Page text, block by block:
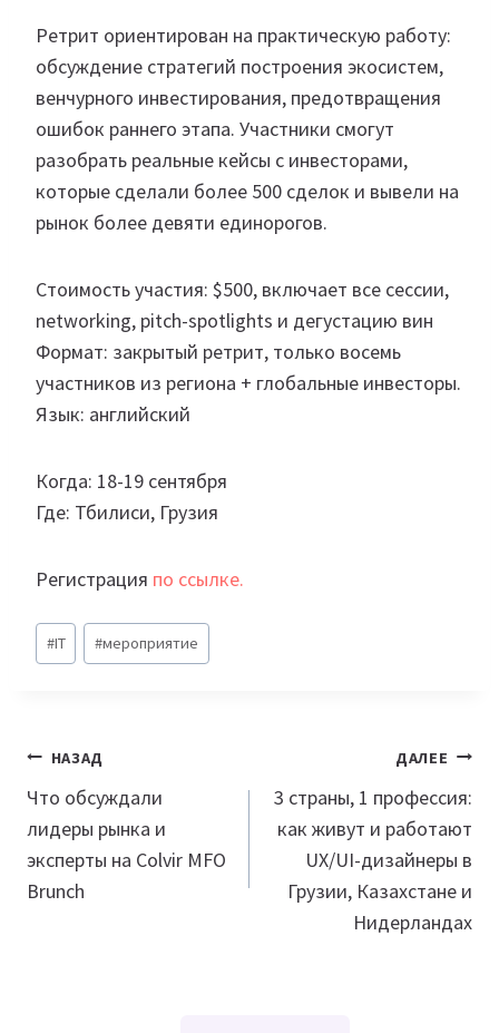
Ретрит ориентирован на практическую работу:
обсуждение стратегий построения экосистем,
венчурного инвестирования, предотвращения
ошибок раннего этапа. Участники смогут
разобрать реальные кейсы с инвесторами,
которые сделали более 500 сделок и вывели на
рынок более девяти единорогов.
Стоимость участия: $500, включает все сессии,
networking, pitch-spotlights и дегустацию вин
Формат: закрытый ретрит, только восемь
участников из региона + глобальные инвесторы.
Язык: английский
Когда: 18-19 сентября
Где: Тбилиси, Грузия
Регистрация по ссылке.
Метки
записи:
#IT #мероприятие
Навигация
по
записям
НАЗАД
Что обсуждали
лидеры рынка и
эксперты на Colvir MFO
Brunch
ДАЛЕЕ
3 страны, 1 профессия:
как живут и работают
UX/UI-дизайнеры в
Грузии, Казахстане и
Нидерландах